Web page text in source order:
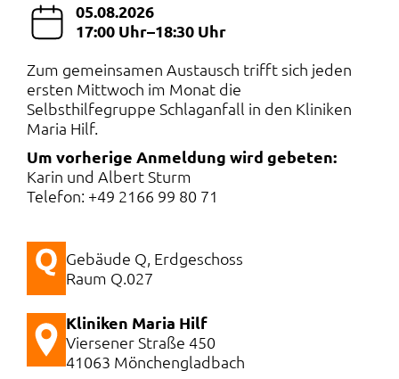
05.08.2026
17:00 Uhr–18:30 Uhr
Zum gemeinsamen Austausch trifft sich jeden
ersten Mittwoch im Monat die
Selbsthilfegruppe Schlaganfall in den Kliniken
Maria Hilf.
Um vorherige Anmeldung wird gebeten:
Karin und Albert Sturm
Telefon: +49 2166 99 80 71
Gebäude Q, Erdgeschoss
Raum Q.027
Kliniken Maria Hilf
Viersener Straße 450
41063 Mönchengladbach